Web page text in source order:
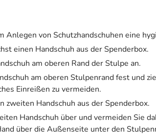
Anlegen von Schutzhandschuhen eine
einen Handschuh aus der Spenderbox.
am oberen Rand der Stulpe an.
am oberen Stulpenrand fest und
Einreißen zu vermeiden.
zweiten Handschuh aus der Spenderbox.
Handschuh über und vermeiden Sie
über die Außenseite unter den